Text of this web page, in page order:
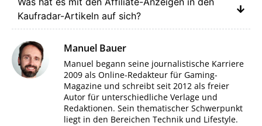
Kaufradar-Artikeln auf sich?
Manuel Bauer
Manuel begann seine journalistische Karriere
2009 als Online-Redakteur für Gaming-
Magazine und schreibt seit 2012 als freier
Autor für unterschiedliche Verlage und
Redaktionen. Sein thematischer Schwerpunkt
liegt in den Bereichen Technik und Lifestyle.